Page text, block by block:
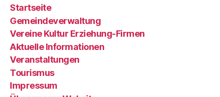
Startseite
Gemeindeverwaltung
Vereine Kultur Erziehung-Firmen
Aktuelle Informationen
Veranstaltungen
Tourismus
Impressum